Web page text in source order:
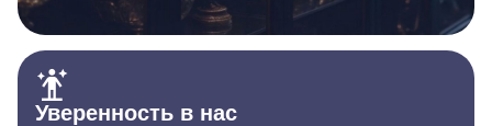
Уверенность в нас